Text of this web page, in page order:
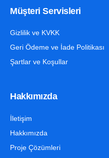
Müşteri Servisleri
Gizlilik ve KVKK
Geri Ödeme ve İade Politikası
Şartlar ve Koşullar
Hakkımızda
İletişim
Hakkımızda
Proje Çözümleri